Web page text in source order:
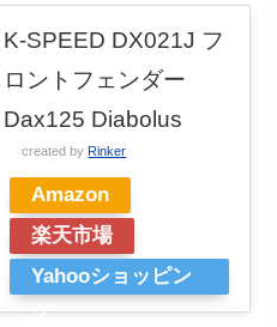
K-SPEED DX021J フ
ロントフェンダー
Dax125 Diabolus
created byRinker
Amazon
楽天市場
Yahooショッピン
グ